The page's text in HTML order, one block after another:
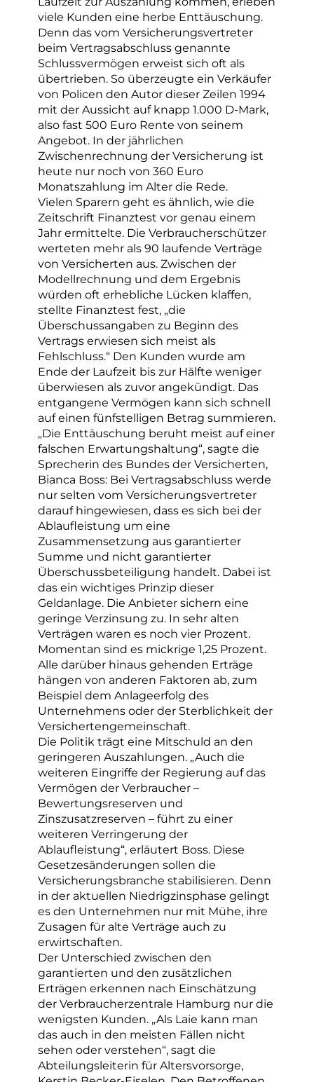
viele Kunden eine herbe Enttäuschung.
Denn das vom Versicherungsvertreter
beim Vertragsabschluss genannte
Schlussvermögen erweist sich oft als
übertrieben. So überzeugte ein Verkäufer
von Policen den Autor dieser Zeilen 1994
mit der Aussicht auf knapp 1.000 D-Mark,
also fast 500 Euro Rente von seinem
Angebot. In der jährlichen
Zwischenrechnung der Versicherung ist
heute nur noch von 360 Euro
Monatszahlung im Alter die Rede.
Vielen Sparern geht es ähnlich, wie die
Zeitschrift Finanztest vor genau einem
Jahr ermittelte. Die Verbraucherschützer
werteten mehr als 90 laufende Verträge
von Versicherten aus. Zwischen der
Modellrechnung und dem Ergebnis
würden oft erhebliche Lücken klaffen,
stellte Finanztest fest, „die
Überschussangaben zu Beginn des
Vertrags erwiesen sich meist als
Fehlschluss.“ Den Kunden wurde am
Ende der Laufzeit bis zur Hälfte weniger
überwiesen als zuvor angekündigt. Das
entgangene Vermögen kann sich schnell
auf einen fünfstelligen Betrag summieren.
„Die Enttäuschung beruht meist auf einer
falschen Erwartungshaltung“, sagte die
Sprecherin des Bundes der Versicherten,
Bianca Boss: Bei Vertragsabschluss werde
nur selten vom Versicherungsvertreter
darauf hingewiesen, dass es sich bei der
Ablaufleistung um eine
Zusammensetzung aus garantierter
Summe und nicht garantierter
Überschussbeteiligung handelt. Dabei ist
das ein wichtiges Prinzip dieser
Geldanlage. Die Anbieter sichern eine
geringe Verzinsung zu. In sehr alten
Verträgen waren es noch vier Prozent.
Momentan sind es mickrige 1,25 Prozent.
Alle darüber hinaus gehenden Erträge
hängen von anderen Faktoren ab, zum
Beispiel dem Anlageerfolg des
Unternehmens oder der Sterblichkeit der
Versichertengemeinschaft.
Die Politik trägt eine Mitschuld an den
geringeren Auszahlungen. „Auch die
weiteren Eingriffe der Regierung auf das
Vermögen der Verbraucher –
Bewertungsreserven und
Zinszusatzreserven – führt zu einer
weiteren Verringerung der
Ablaufleistung“, erläutert Boss. Diese
Gesetzesänderungen sollen die
Versicherungsbranche stabilisieren. Denn
in der aktuellen Niedrigzinsphase gelingt
es den Unternehmen nur mit Mühe, ihre
Zusagen für alte Verträge auch zu
erwirtschaften.
Der Unterschied zwischen den
garantierten und den zusätzlichen
Erträgen erkennen nach Einschätzung
der Verbraucherzentrale Hamburg nur die
wenigsten Kunden. „Als Laie kann man
das auch in den meisten Fällen nicht
sehen oder verstehen“, sagt die
Abteilungsleiterin für Altersvorsorge,